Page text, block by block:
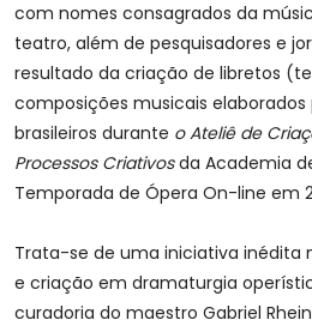
com nomes consagrados da
teatro, além de pesquisadores e
resultado da criação de libretos
composições musicais elaborados
brasileiros durante o Ateliê de
Processos Criativosda Academia
Temporada de Ópera On-line em
Trata-se de uma iniciativa inédita
e criação em dramaturgia
curadoria do maestro Gabriel